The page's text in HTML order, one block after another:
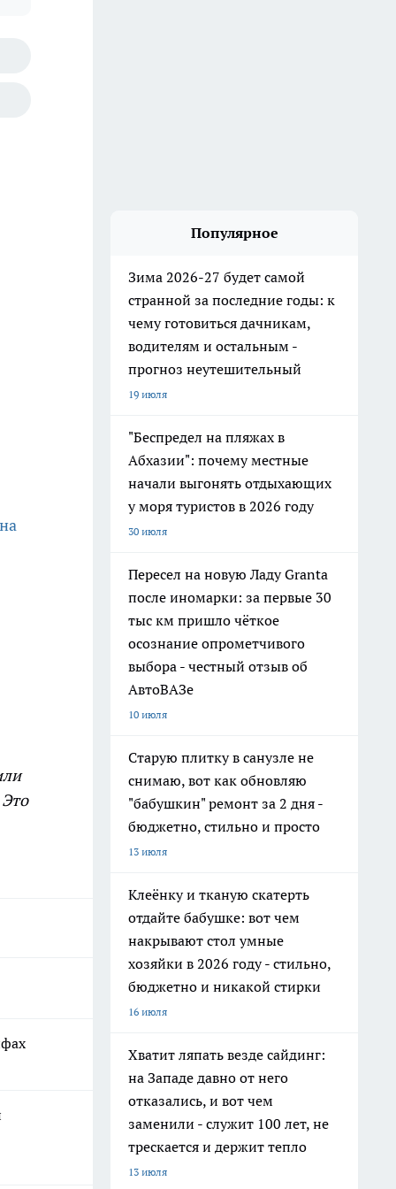
Популярное
Зима 2026-27 будет самой
странной за последние годы: к
чему готовиться дачникам,
водителям и остальным -
прогноз неутешительный
19 июля
"Беспредел на пляжах в
Абхазии": почему местные
начали выгонять отдыхающих
у моря туристов в 2026 году
30 июля
Пересел на новую Ладу Granta
после иномарки: за первые 30
тыс км пришло чёткое
осознание опрометчивого
выбора - честный отзыв об
АвтоВАЗе
10 июля
Старую плитку в санузле не
снимаю, вот как обновляю
"бабушкин" ремонт за 2 дня -
бюджетно, стильно и просто
13 июля
Клеёнку и тканую скатерть
отдайте бабушке: вот чем
накрывают стол умные
хозяйки в 2026 году - стильно,
бюджетно и никакой стирки
16 июля
Хватит ляпать везде сайдинг:
на Западе давно от него
отказались, и вот чем
заменили - служит 100 лет, не
трескается и держит тепло
13 июля